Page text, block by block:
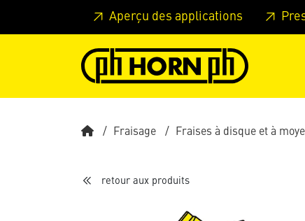
Skip to main content Passer à l'en-tête de la page
Aperçu des applications
Fraisage Fraises à disque et à
retour aux produits